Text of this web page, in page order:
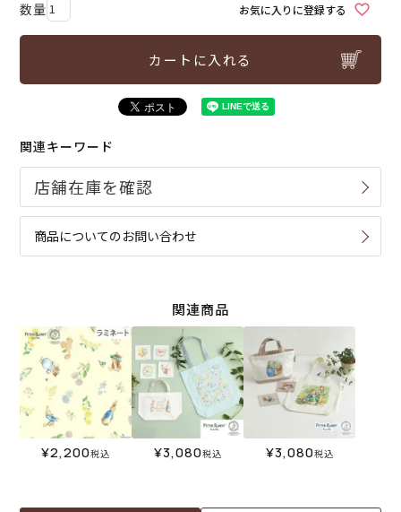
お気に入りに登録する
カートに入れる
関連キーワード
商品についてのお問い合わせ
関連商品
¥2,200税込 ¥3,080税込 ¥3,080税込